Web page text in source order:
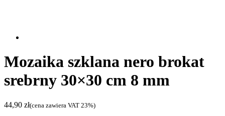
Mozaika szklana nero brokat
srebrny 30×30 cm 8 mm
44,90 zł(cena zawiera VAT 23%)